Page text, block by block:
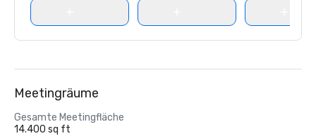
Meetingräume
Gesamte Meetingfläche
14.400 sq ft